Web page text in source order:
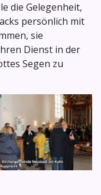
die Gelegenheit,
persönlich mit
sie
Dienst in der
Segen zu